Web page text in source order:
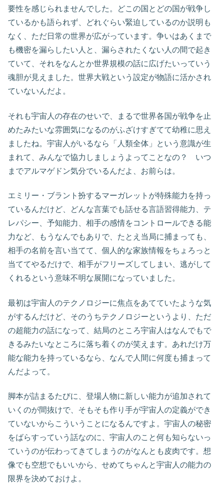
要性を感じられませんでした。どこの国とどの国が戦争し
ているかも語られず、どれぐらい緊迫しているのか説明も
なく、ただ日常の世界が広がっています。争いはあくまで
も機密を漏らしたい人と、漏らされたくない人の間で起き
ていて、それをなんとか世界規模の話に広げたいっていう
魂胆が見えました。世界大戦という設定が物語に活かされ
ていないんだよ。
それも宇宙人の存在のせいで、まるで世界各国が戦争を止
めたみたいな雰囲気になるのがふざけすぎてて幼稚に思え
ましたね。宇宙人がいるなら「人類全体」という意識が生
まれて、みんなで協力しましょうよってことなの？ いつ
までアルマゲドン気分でいるんだよ、お前らは。
エミリー・ブラント扮するマーガレットが特殊能力を持っ
ているんだけど、どんな言葉でも話せる言語習得能力、テ
レパシー、予知能力、相手の感情をコントロールできる能
力など、もうなんでもありで、たとえ当局に捕まっても、
相手の名前を言い当てて、個人的な家族情報をちょろっと
当ててやるだけで、相手がフリーズしてしまい、逃がして
くれるという意味不明な展開になっていました。
最初は宇宙人のテクノロジーに焦点をあてていたような気
がするんだけど、そのうちテクノロジーというより、ただ
の超能力の話になって、結局のところ宇宙人はなんでもで
きるみたいなところに落ち着くのが笑えます。あれだけ万
能な能力を持っているなら、なんで人間に何度も捕まって
んだよって。
脚本が詰まるたびに、登場人物に新しい能力が追加されて
いくのが間抜けで、そもそも作り手が宇宙人の定義ができ
ていないからこういうことになるんですよ。宇宙人の秘密
をばらすっていう話なのに、宇宙人のこと何も知らないっ
ていうのが伝わってきてしまうのがなんとも皮肉です。想
像でも空想でもいいから、せめてちゃんと宇宙人の能力の
限界を決めておけよ。